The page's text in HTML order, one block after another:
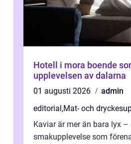
Hotell i mora boende som lyfter hela
upplevelsen av dalarna
01 augusti 2026
admin
editorial ,Mat- och
Kaviar är mer än bara lyx –
smakupplevelse som